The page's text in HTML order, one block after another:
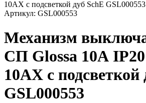
Артикул: GSL000553
Механизм
СП Glossa 10А IP20
10AX с подсветкой
GSL000553